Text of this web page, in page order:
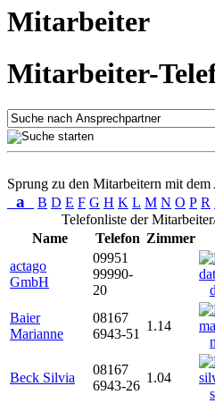
Mitarbeiter
Mitarbeiter-
Sprung zu den Mitarbeitern mit dem
a B D E F G H K L M N O P R
Telefonliste der
Name
Telefon Zimmer
actago
GmbH
09951
99990-
20
Baier
Marianne
08167
6943-51
1.14
Beck Silvia
08167
6943-26
1.04